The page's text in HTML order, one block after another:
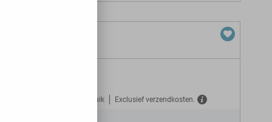
Gratis verzekerd tegen misbruik Exclusief verzendkosten.